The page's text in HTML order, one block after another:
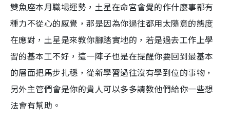
雙魚座本月職場運勢，土星在命宮會覺的作什麼事都有
種力不從心的感覺，那是因為你過往都用太隨意的態度
在應對，土星是來教你腳踏實地的，若是過去工作上學
習的基本工不好，這一陣子也是在提醒你要回到最基本
的層面把馬步扎穩，從新學習過往沒有學到位的事物，
另外主管們會是你的貴人可以多多請教他們給你一些想
法會有幫助。